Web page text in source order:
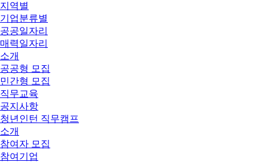
지역별
기업분류별
공공일자리
매력일자리
소개
공공형 모집
민간형 모집
직무교육
공지사항
청년인턴 직무캠프
소개
참여자 모집
참여기업